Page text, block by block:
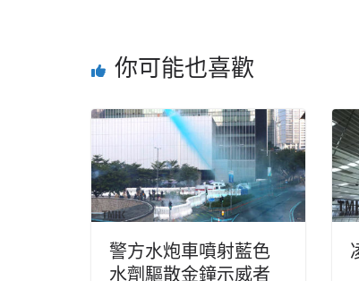
你可能也喜歡
警方水炮車噴射藍色
水劑驅散金鐘示威者